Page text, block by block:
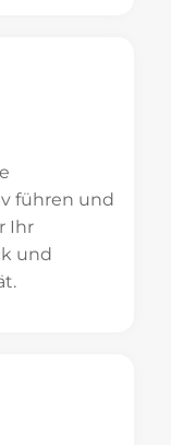
führen und
Ihr
und